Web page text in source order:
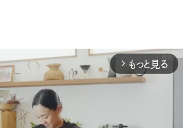
arrow_forward_ios もっと見る